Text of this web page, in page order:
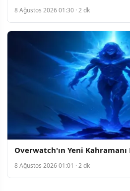
8 Ağustos 2026 01:30 · 2 dk
Overwatch'ın Yeni Kahramanı
8 Ağustos 2026 01:01 · 2 dk